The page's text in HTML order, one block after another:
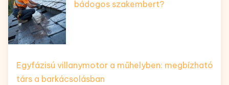
bádogos szakembert?
Egyfázisú villanymotor a műhelyben: megbízható
társ a barkácsolásban